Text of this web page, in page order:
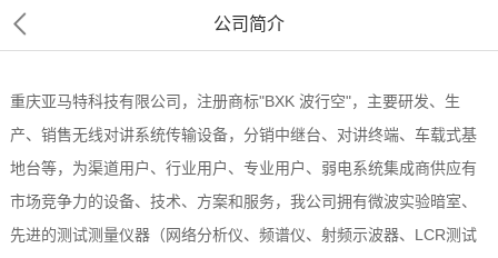
公司简介
重庆亚马特科技有限公司，注册商标"BXK 波行空"，主要研发、生
产、销售无线对讲系统传输设备，分销中继台、对讲终端、车载式基
地台等，为渠道用户、行业用户、专业用户、弱电系统集成商供应有
市场竞争力的设备、技术、方案和服务，我公司拥有微波实验暗室、
先进的测试测量仪器（网络分析仪、频谱仪、射频示波器、LCR测试